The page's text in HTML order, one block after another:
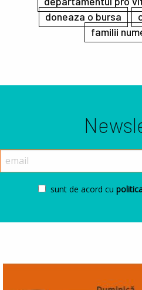
doneaza o bursa
familii
sunt de acord cu